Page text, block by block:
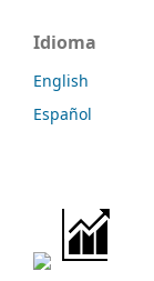
Idioma
English
Español